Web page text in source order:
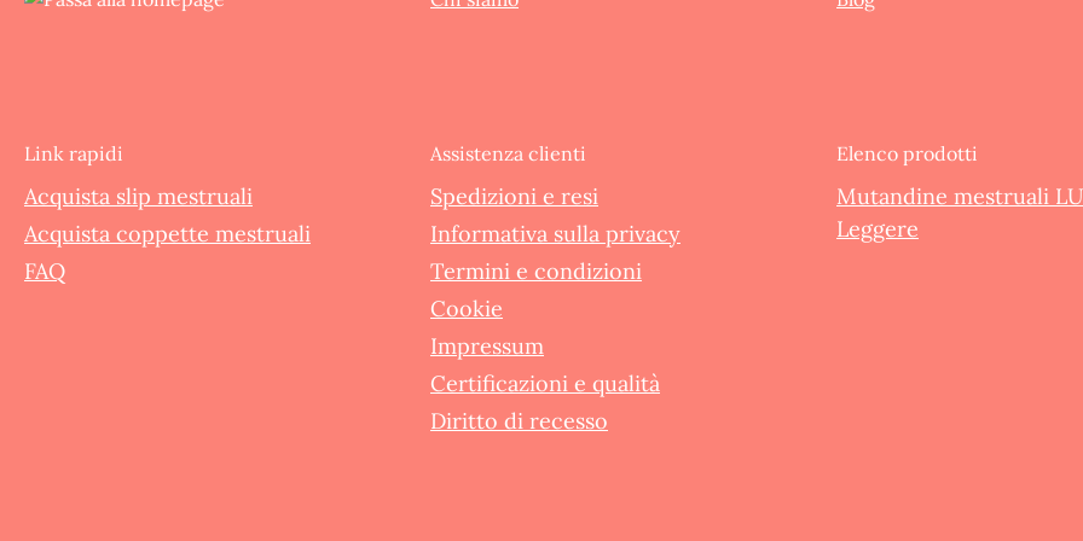
Link rapidi
Acquista slip mestruali
Acquista coppette mestruali
FAQ
Assistenza clienti
Spedizioni e resi
Informativa sulla privacy
Termini e condizioni
Cookie
Impressum
Certificazioni e qualità
Diritto di recesso
Elenco prodotti
Mutandine mestruali
Leggere